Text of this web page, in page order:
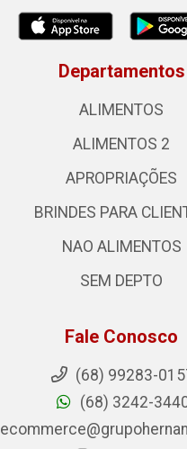
Departamentos
ALIMENTOS
ALIMENTOS 2
APROPRIAÇÕES
BRINDES PARA
NAO ALIMENTOS
SEM DEPTO
Fale Conosco
(68) 99283-
(68) 3242-